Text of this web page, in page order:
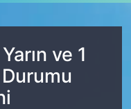
ve 1
Fikstür